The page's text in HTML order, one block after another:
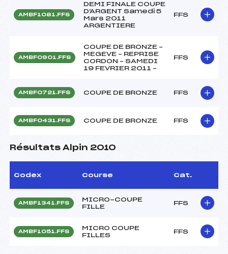
AMBF1081.FFS
DEMI FINALE COUPE
D'ARGENT Samedi 5
Mars 2011
ARGENTIERE
FFS
AMBF0901.FFS
COUPE DE BRONZE –
MEGEVE – REPRISE
CORDON – SAMEDI
19 FEVRIER 2011 –
FFS
AMBF0721.FFS COUPE DE BRONZE FFS
AMBF0431.FFS COUPE DE BRONZE FFS
Résultats Alpin 2010
Codex Course Cat.
AMBF1341.FFS
MICRO-COUPE
FILLE
FFS
AMBF1051.FFS
MICRO COUPE
FILLES
FFS